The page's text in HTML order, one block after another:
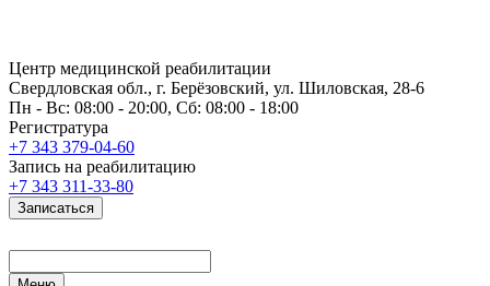
Центр медицинской реабилитации
Свердловская обл., г. Берёзовский, ул. Шиловская, 28-6
Пн - Вс: 08:00 - 20:00, Сб: 08:00 - 18:00
Регистратура
+7 343 379-04-60
Запись на реабилитацию
+7 343 311-33-80
Записаться